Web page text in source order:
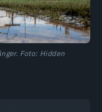
Foto: Hidden